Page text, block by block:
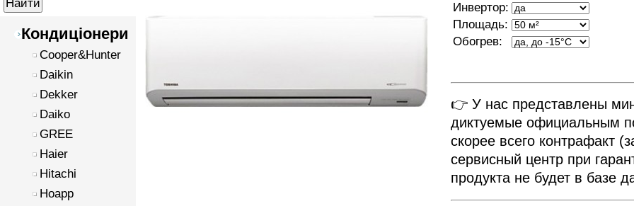
Кондиціонери
Cooper&Hunter
Daikin
Dekker
Daiko
GREE
Haier
Hitachi
Hoapp
Инвертор:
Площадь:
Обогрев:
👉 У нас представлены
диктуемые официальным
скорее всего контрафакт
сервисный центр при
продукта не будет в базе